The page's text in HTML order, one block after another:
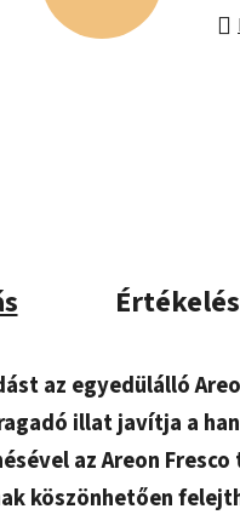
Értékelés
az egyedülálló
illat javítja a
az Areon
köszönhetően